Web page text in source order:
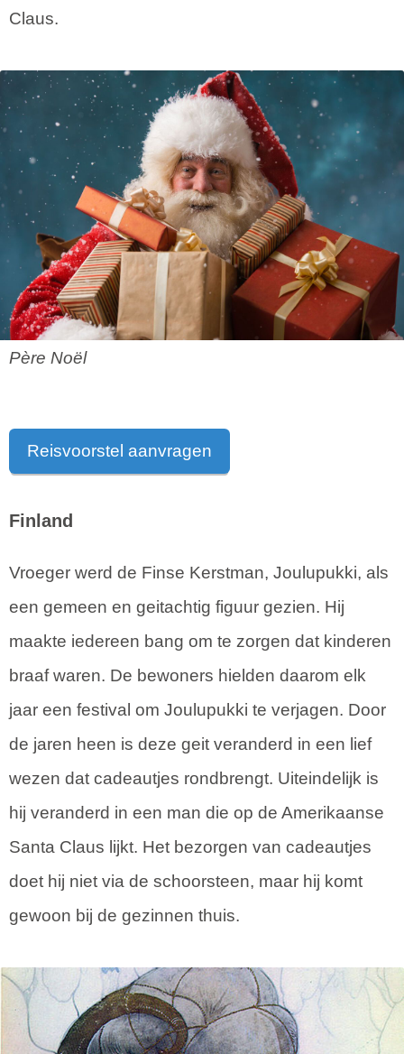
Claus.
Père Noël
Reisvoorstel aanvragen
Finland
Vroeger werd de Finse Kerstman, Joulupukki, als
een gemeen en geitachtig figuur gezien. Hij
maakte iedereen bang om te zorgen dat kinderen
braaf waren. De bewoners hielden daarom elk
jaar een festival om Joulupukki te verjagen. Door
de jaren heen is deze geit veranderd in een lief
wezen dat cadeautjes rondbrengt. Uiteindelijk is
hij veranderd in een man die op de Amerikaanse
Santa Claus lijkt. Het bezorgen van cadeautjes
doet hij niet via de schoorsteen, maar hij komt
gewoon bij de gezinnen thuis.